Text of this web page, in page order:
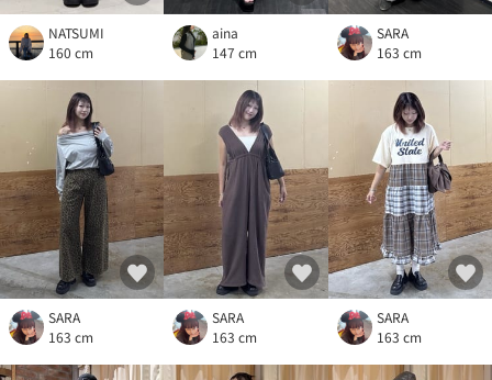
NATSUMI
160 cm
aina
147 cm
SARA
163 cm
SARA
163 cm
SARA
163 cm
SARA
163 cm